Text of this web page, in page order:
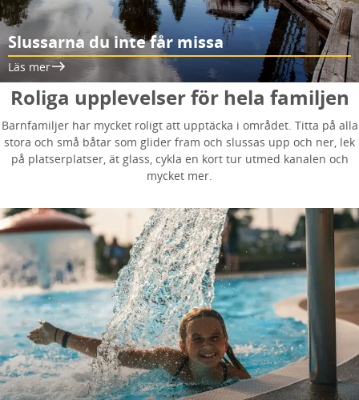
Slussarna du inte får missa
Läs mer
Roliga upplevelser för hela familjen
Barnfamiljer har mycket roligt att upptäcka i området. Titta på alla
stora och små båtar som glider fram och slussas upp och ner, lek
på platserplatser, ät glass, cykla en kort tur utmed kanalen och
mycket mer.